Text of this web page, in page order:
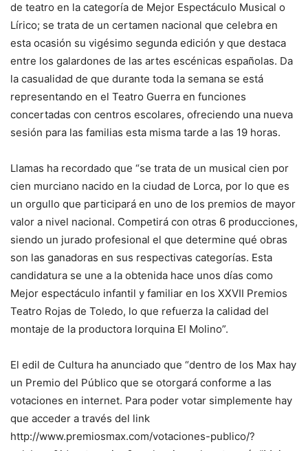
de teatro en la categoría de Mejor Espectáculo Musical o
Lírico; se trata de un certamen nacional que celebra en
esta ocasión su vigésimo segunda edición y que destaca
entre los galardones de las artes escénicas españolas. Da
la casualidad de que durante toda la semana se está
representando en el Teatro Guerra en funciones
concertadas con centros escolares, ofreciendo una nueva
sesión para las familias esta misma tarde a las 19 horas.
Llamas ha recordado que “se trata de un musical cien por
cien murciano nacido en la ciudad de Lorca, por lo que es
un orgullo que participará en uno de los premios de mayor
valor a nivel nacional. Competirá con otras 6 producciones,
siendo un jurado profesional el que determine qué obras
son las ganadoras en sus respectivas categorías. Esta
candidatura se une a la obtenida hace unos días como
Mejor espectáculo infantil y familiar en los XXVII Premios
Teatro Rojas de Toledo, lo que refuerza la calidad del
montaje de la productora lorquina El Molino”.
El edil de Cultura ha anunciado que “dentro de los Max hay
un Premio del Público que se otorgará conforme a las
votaciones en internet. Para poder votar simplemente hay
que acceder a través del link
http://www.premiosmax.com/votaciones-publico/?